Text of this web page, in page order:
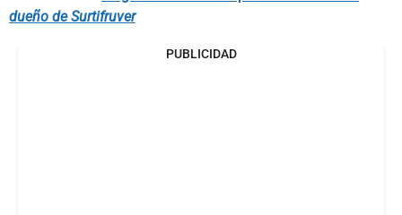
dueño de Surtifruver
PUBLICIDAD